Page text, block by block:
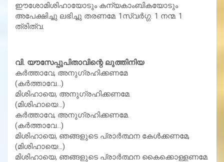
ഈശോമിശിഹായോടും കന്യകാംബികയോടും
അപേക്ഷിച്ചു ലഭിച്ചു തരണമേ. 1സ്വര്‍ഗ്ഗ. 1 നന്മ. 1
ത്രിത്വ.
വി. യൗസേപ്പുപിതാവിന്റെ ലുത്തിനിയ
കര്‍ത്താവേ, അനുഗ്രഹിക്കണമേ
(കര്‍ത്താവേ…)
മിശിഹായെ, അനുഗ്രഹിക്കണമേ.
(മിശിഹായെ…)
കര്‍ത്താവേ, അനുഗ്രഹിക്കണമേ.
(കര്‍ത്താവേ…)
മിശിഹായെ, ഞങ്ങളുടെ പ്രാര്‍ത്ഥന കേള്‍ക്കണമേ,
(മിശിഹായെ…)
മിശിഹായെ, ഞങ്ങളുടെ പ്രാര്‍ത്ഥന കൈക്കൊള്ളണമേ.